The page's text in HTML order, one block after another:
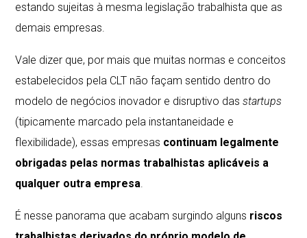
estando sujeitas à mesma legislação trabalhista que as
demais empresas.
Vale dizer que, por mais que muitas normas e conceitos
estabelecidos pela CLT não façam sentido dentro do
modelo de negócios inovador e disruptivo dasstartups
(tipicamente marcado pela instantaneidade e
flexibilidade), essas empresas continuam legalmente
obrigadas pelas normas trabalhistas aplicáveis a
qualquer outra empresa.
É nesse panorama que acabam surgindo alguns riscos